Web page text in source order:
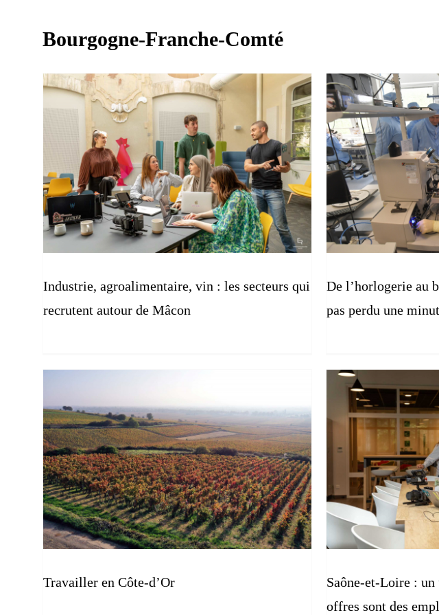
Bourgogne-Franche-Comté
Industrie, agroalimentaire, vin : les secteurs qui
recrutent autour de Mâcon
De l’horlogerie au
pas perdu une
Travailler en Côte-d’Or
Saône-et-Loire :
offres sont des